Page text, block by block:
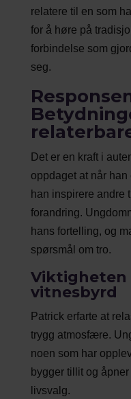
relatere til en som
for å høre på
forbindelse som
seg.
Det er en kraft i
oppdaget at når
han inspirere andre
forandring.
hans fortelling, og
spørsmål om tro.
Viktigheten
vitnesbyrd
Patrick erfarte at
trygg atmosfære.
noen som har
bygger tillit og
livsvalg.